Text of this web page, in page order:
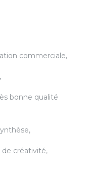
commerciale,
bonne qualité
de créativité,